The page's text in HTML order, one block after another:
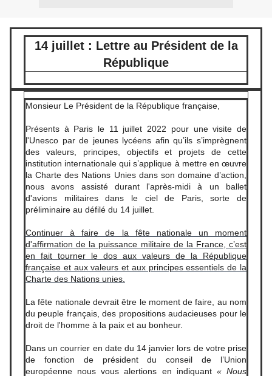
14 juillet : Lettre au Président de la
République
Monsieur Le Président de la République française,
Présents à Paris le 11 juillet 2022 pour une visite de
l'Unesco par de jeunes lycéens afin qu’ils s’imprègnent
des valeurs, principes, objectifs et projets de cette
institution internationale qui s’applique à mettre en œuvre
la Charte des Nations Unies dans son domaine d’action,
nous avons assisté durant l'après-midi à un ballet
d'avions militaires dans le ciel de Paris, sorte de
préliminaire au défilé du 14 juillet.
Continuer à faire de la fête nationale un moment
d'affirmation de la puissance militaire de la France, c’est
en fait tourner le dos aux valeurs de la République
française et aux valeurs et aux principes essentiels de la
Charte des Nations unies.
La fête nationale devrait être le moment de faire, au nom
du peuple français, des propositions audacieuses pour le
droit de l'homme à la paix et au bonheur.
Dans un courrier en date du 14 janvier lors de votre prise
de fonction de président du conseil de l’Union
européenne nous vous alertions en indiquant « Nous